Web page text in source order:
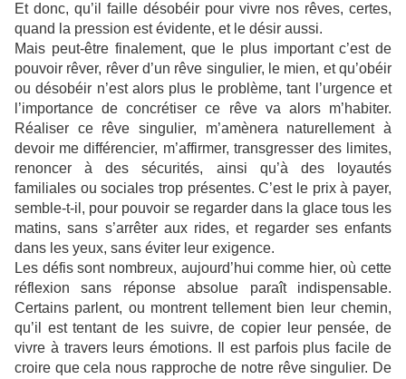
Et donc, qu’il faille désobéir pour vivre nos rêves, certes,
quand la pression est évidente, et le désir aussi.
Mais peut-être finalement, que le plus important c’est de
pouvoir rêver, rêver d’un rêve singulier, le mien, et qu’obéir
ou désobéir n’est alors plus le problème, tant l’urgence et
l’importance de concrétiser ce rêve va alors m’habiter.
Réaliser ce rêve singulier, m’amènera naturellement à
devoir me différencier, m’affirmer, transgresser des limites,
renoncer à des sécurités, ainsi qu’à des loyautés
familiales ou sociales trop présentes. C’est le prix à payer,
semble-t-il, pour pouvoir se regarder dans la glace tous les
matins, sans s’arrêter aux rides, et regarder ses enfants
dans les yeux, sans éviter leur exigence.
Les défis sont nombreux, aujourd’hui comme hier, où cette
réflexion sans réponse absolue paraît indispensable.
Certains parlent, ou montrent tellement bien leur chemin,
qu’il est tentant de les suivre, de copier leur pensée, de
vivre à travers leurs émotions. Il est parfois plus facile de
croire que cela nous rapproche de notre rêve singulier. De